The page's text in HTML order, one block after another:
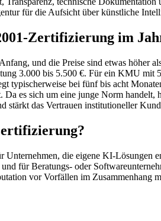
für die Aufsicht über künstliche
Zertifizierung im
und die Preise sind etwas
3.000 bis 5.500 €. Für ein KMU mit
typischerweise bei fünf bis acht
es sich um eine junge Norm
stärkt das Vertrauen institutioneller
Unternehmen, die eigene KI-
für Beratungs- oder
vor Vorfällen im Zusammenhang